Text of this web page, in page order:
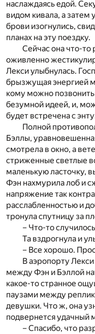
наслаждаясь едой.
видом кивала, а затем
брови изогнулись,
планах на эту поездку.
Сейчас она что-то
оживленно
Лекси улыбнулась.
брызжущая энергией
кому можно
безумной идеей, и,
будет встречена с
Полной
Бэллы,
смотрела в окно, а
стриженные светлые
маленькую ласточку,
Фэн нахмурила лоб и
напряжение так
расслабленностью и
тронула спутницу за
– Что-то
Та вздрогнула и
– Все хорошо.
В аэропорту
между Фэн и Бэллой
какое-то странное
паузами между
девушки. Что ж, она
подвернется удачный
– Спасибо, что